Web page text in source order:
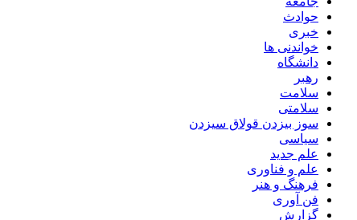
حوادث
خبری
خواندنی ها
دانشگاه
رهبر
سلامت
سلامتی
سوز بیزدن قولاق سیزدن
سیاسی
علم جدید
علم و فناوری
فرهنگ و هنر
فن آوری
گزارش